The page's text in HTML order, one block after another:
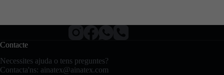
Contacte
Necessites ajuda o tens preguntes?
Contacta'ns: ainatex@ainatex.com